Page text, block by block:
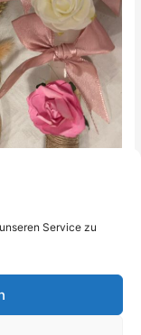
Service zu
Kontakt